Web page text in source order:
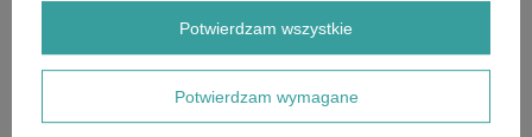
PROMOCJA
szt.
Cena regularna:£15.99 -15%
Potwierdzam wymagane
Potwierdzam wszystkie